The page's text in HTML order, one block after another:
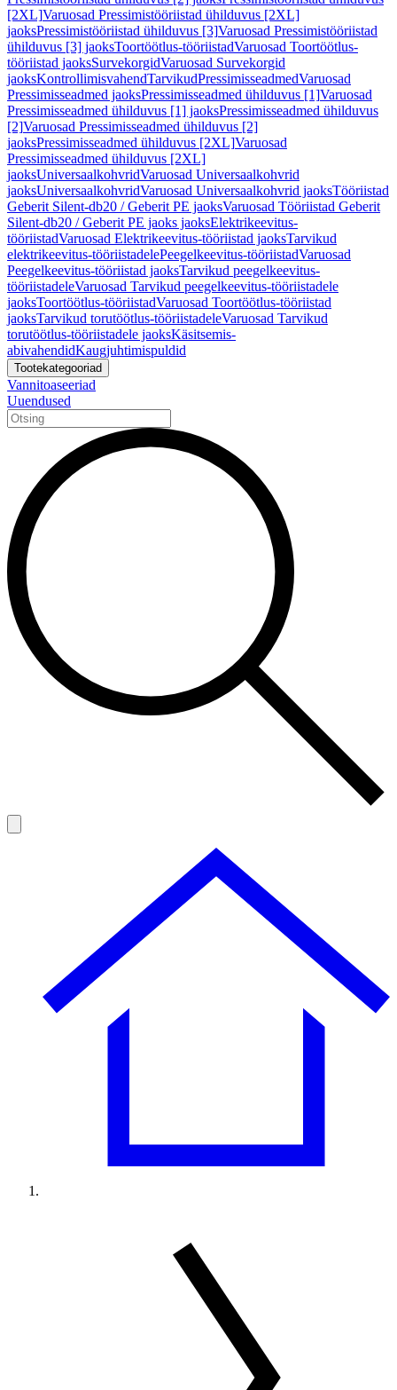
[2XL]Varuosad Pressimistööriistad ühilduvus [2XL]
jaoksPressimistööriistad ühilduvus [3]Varuosad Pressimistööriistad
ühilduvus [3] jaoksToortöötlus-tööriistadVaruosad Toortöötlus-
tööriistad jaoksSurvekorgidVaruosad Survekorgid
jaoksKontrollimisvahendTarvikudPressimisseadmedVaruosad
Pressimisseadmed jaoksPressimisseadmed ühilduvus [1]Varuosad
Pressimisseadmed ühilduvus [1] jaoksPressimisseadmed ühilduvus
[2]Varuosad Pressimisseadmed ühilduvus [2]
jaoksPressimisseadmed ühilduvus [2XL]Varuosad
Pressimisseadmed ühilduvus [2XL]
jaoksUniversaalkohvridVaruosad Universaalkohvrid
jaoksUniversaalkohvridVaruosad Universaalkohvrid jaoksTööriistad
Geberit Silent-db20 / Geberit PE jaoksVaruosad Tööriistad Geberit
Silent-db20 / Geberit PE jaoks jaoksElektrikeevitus-
tööriistadVaruosad Elektrikeevitus-tööriistad jaoksTarvikud
elektrikeevitus-tööriistadelePeegelkeevitus-tööriistadVaruosad
Peegelkeevitus-tööriistad jaoksTarvikud peegelkeevitus-
tööriistadeleVaruosad Tarvikud peegelkeevitus-tööriistadele
jaoksToortöötlus-tööriistadVaruosad Toortöötlus-tööriistad
jaoksTarvikud torutöötlus-tööriistadeleVaruosad Tarvikud
torutöötlus-tööriistadele jaoksKäsitsemis-
abivahendidKaugjuhtimispuldid
Tootekategooriad
Vannitoaseeriad
Uuendused